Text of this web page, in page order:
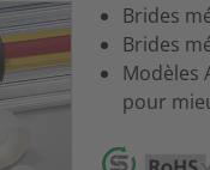
Brides
Brides
Modèles
pour